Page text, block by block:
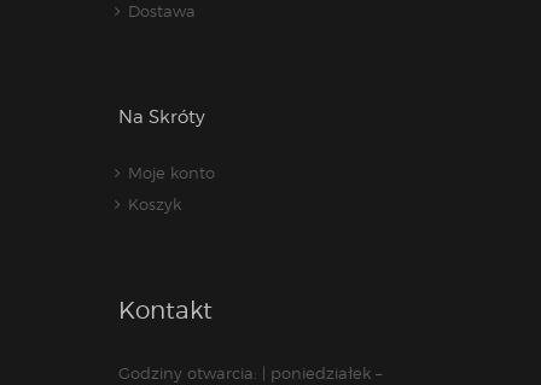
Dostawa
Na Skróty
Moje konto
Koszyk
Kontakt
Godziny otwarcia: | poniedziałek –